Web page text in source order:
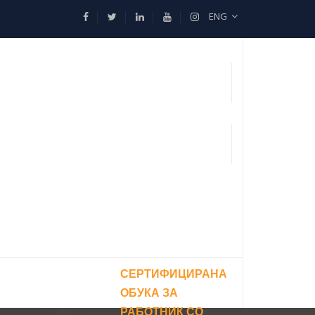
ENG
СЕРТИФИЦИРАНА
ОБУКА ЗА